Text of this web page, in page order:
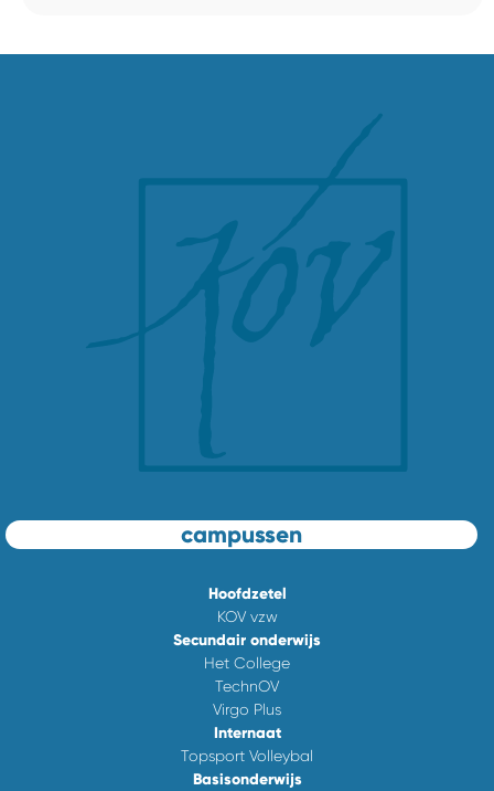
campussen
Hoofdzetel
KOV vzw
Secundair onderwijs
Het College
TechnOV
Virgo Plus
Internaat
Topsport Volleybal
Basisonderwijs